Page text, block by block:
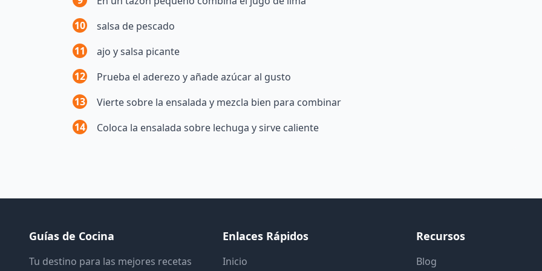
10
salsa de pescado
11
ajo y salsa picante
12
Prueba el aderezo y añade azúcar al gusto
13
Vierte sobre la ensalada y mezcla bien para combinar
14
Coloca la ensalada sobre lechuga y sirve caliente
Guías de Cocina
Tu destino para las mejores recetas
Enlaces Rápidos
Inicio
Recursos
Blog